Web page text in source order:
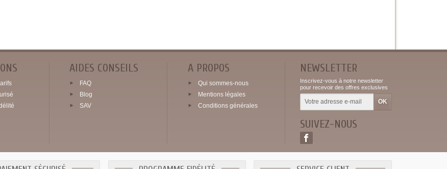
AIDES CONSEILS
FAQ
Blog
SAV
A PROPOS
Qui sommes-nous
Mentions légales
Conditions générales
NEWSLETTER
Inscrivez-vous à notre newsletter
pour recevoir des offres exclusives
SUIVEZ-NOUS